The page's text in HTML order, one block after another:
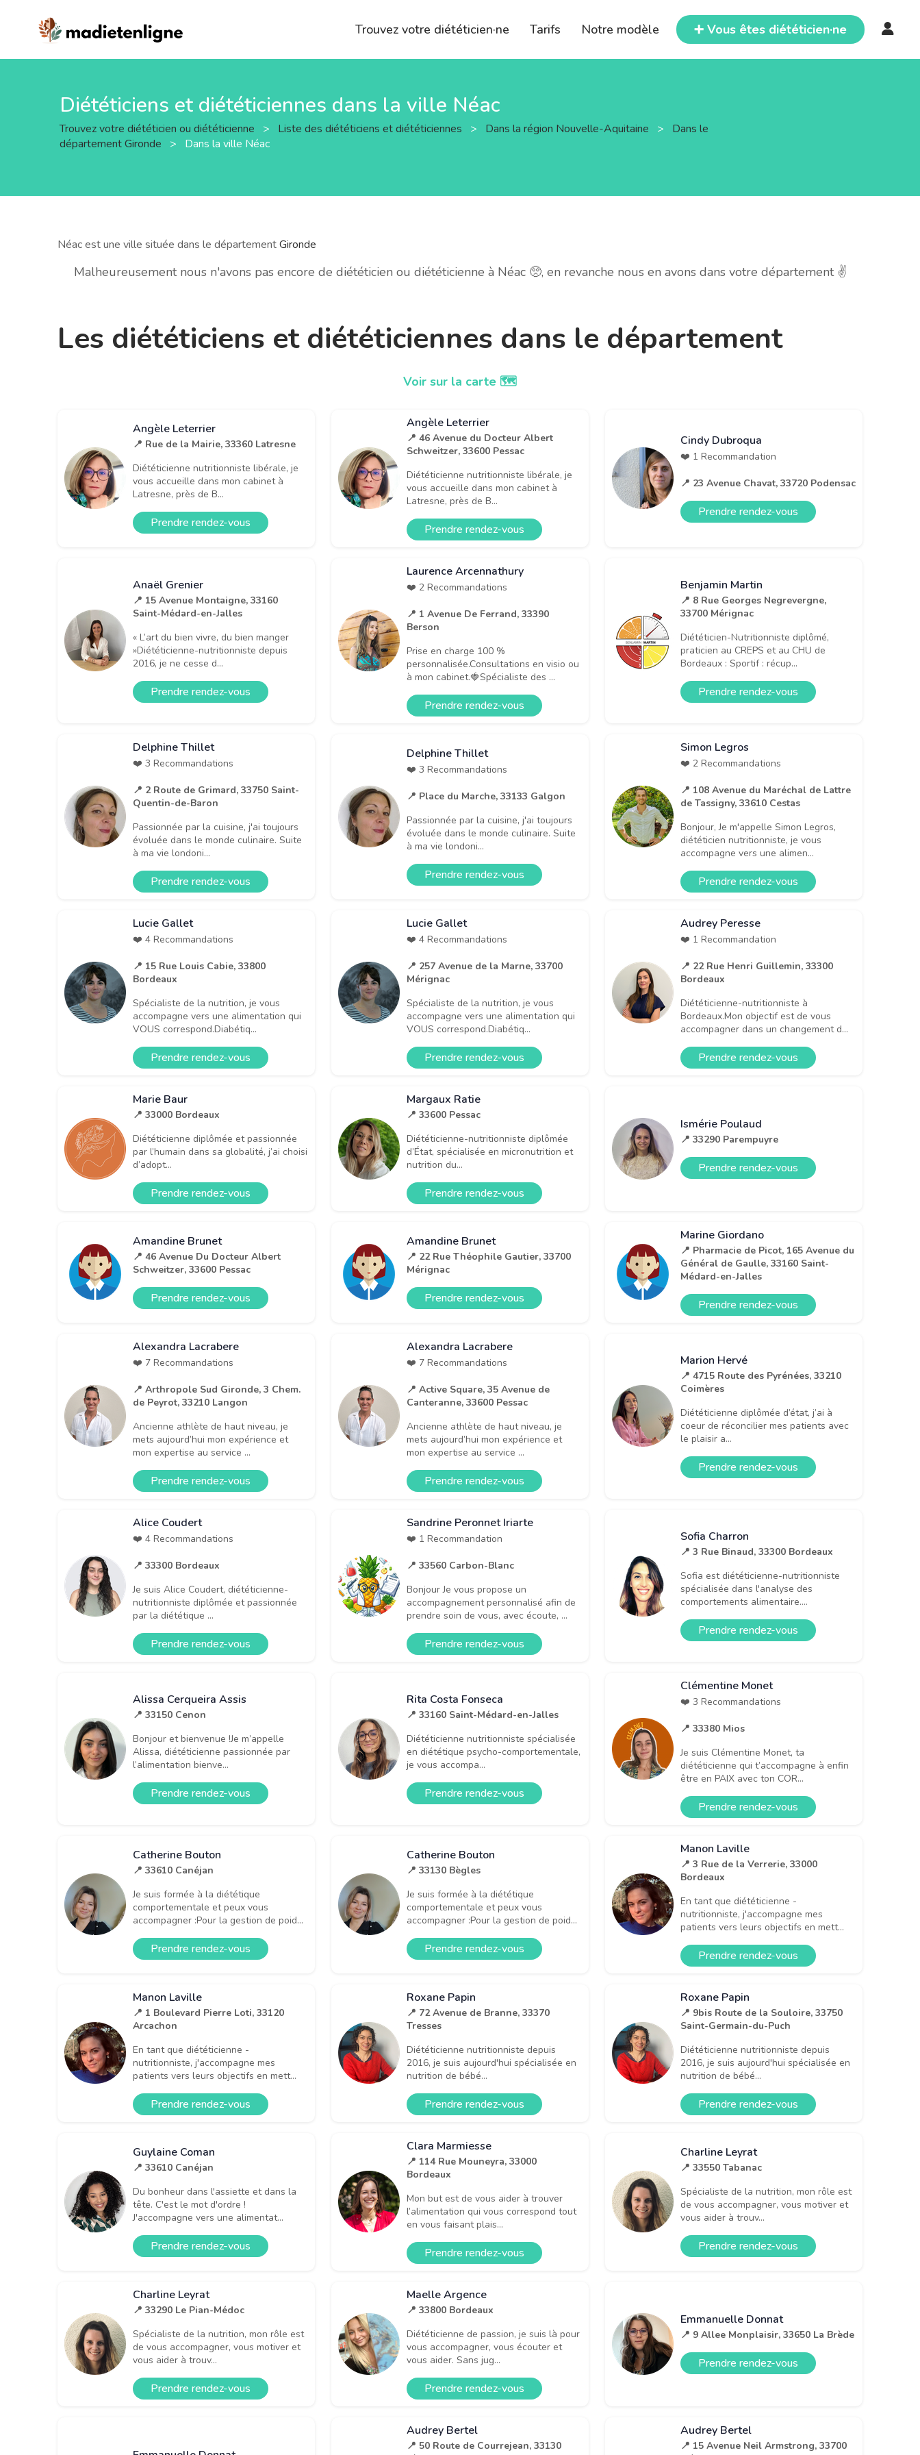
Trouvez votre diététicien·ne Tarifs Notre modèle ➕ Vous êtes diététicien·ne
Diététiciens et diététiciennes dans la ville Néac
Trouvez votre diététicien ou diététicienne > Liste des diététiciens et diététiciennes > Dans la région Nouvelle-Aquitaine >
Dans le
département Gironde
> Dans la ville Néac
Néac est une ville située dans le départementGironde
Malheureusement nous n'avons pas encore de diététicien ou diététicienne à Néac 🥺, en revanche nous en avons dans votre département ✌️
Les diététiciens et diététiciennes dans le département
Voir sur la carte 🗺️
Angèle Leterrier
📍 Rue de la Mairie, 33360 Latresne
Diététicienne nutritionniste libérale, je
vous accueille dans mon cabinet à
Latresne, près de B...
Prendre rendez-vous
Angèle Leterrier
📍 46 Avenue du Docteur Albert
Schweitzer, 33600 Pessac
Diététicienne nutritionniste libérale, je
vous accueille dans mon cabinet à
Latresne, près de B...
Prendre rendez-vous
Cindy Dubroqua
❤️ 1 Recommandation
📍 23 Avenue Chavat, 33720 Podensac
Prendre rendez-vous
Anaël Grenier
📍 15 Avenue Montaigne, 33160
Saint-Médard-en-Jalles
« L’art du bien vivre, du bien manger
»Diététicienne-nutritionniste depuis
2016, je ne cesse d...
Prendre rendez-vous
Laurence Arcennathury
❤️ 2 Recommandations
📍 1 Avenue De Ferrand, 33390
Berson
Prise en charge 100 %
personnalisée.Consultations en visio ou
à mon cabinet.🍓Spécialiste des ...
Prendre rendez-vous
Benjamin Martin
📍 8 Rue Georges Negrevergne,
33700 Mérignac
Diététicien-Nutritionniste diplômé,
praticien au CREPS et au CHU de
Bordeaux : Sportif : récup...
Prendre rendez-vous
Delphine Thillet
❤️ 3 Recommandations
📍 2 Route de Grimard, 33750 Saint-
Quentin-de-Baron
Passionnée par la cuisine, j'ai toujours
évoluée dans le monde culinaire. Suite
à ma vie londoni...
Prendre rendez-vous
Delphine Thillet
❤️ 3 Recommandations
📍 Place du Marche, 33133 Galgon
Passionnée par la cuisine, j'ai toujours
évoluée dans le monde culinaire. Suite
à ma vie londoni...
Prendre rendez-vous
Simon Legros
❤️ 2 Recommandations
📍 108 Avenue du Maréchal de Lattre
de Tassigny, 33610 Cestas
Bonjour, Je m'appelle Simon Legros,
diététicien nutritionniste, je vous
accompagne vers une alimen...
Prendre rendez-vous
Lucie Gallet
❤️ 4 Recommandations
📍 15 Rue Louis Cabie, 33800
Bordeaux
Spécialiste de la nutrition, je vous
accompagne vers une alimentation qui
VOUS correspond.Diabétiq...
Prendre rendez-vous
Lucie Gallet
❤️ 4 Recommandations
📍 257 Avenue de la Marne, 33700
Mérignac
Spécialiste de la nutrition, je vous
accompagne vers une alimentation qui
VOUS correspond.Diabétiq...
Prendre rendez-vous
Audrey Peresse
❤️ 1 Recommandation
📍 22 Rue Henri Guillemin, 33300
Bordeaux
Diététicienne-nutritionniste à
Bordeaux.Mon objectif est de vous
accompagner dans un changement d...
Prendre rendez-vous
Marie Baur
📍 33000 Bordeaux
Diététicienne diplômée et passionnée
par l’humain dans sa globalité, j’ai choisi
d’adopt...
Prendre rendez-vous
Margaux Ratie
📍 33600 Pessac
Diététicienne-nutritionniste diplômée
d’État, spécialisée en micronutrition et
nutrition du...
Prendre rendez-vous
Ismérie Poulaud
📍 33290 Parempuyre
Prendre rendez-vous
Amandine Brunet
📍 46 Avenue Du Docteur Albert
Schweitzer, 33600 Pessac
Prendre rendez-vous
Amandine Brunet
📍 22 Rue Théophile Gautier, 33700
Mérignac
Prendre rendez-vous
Marine Giordano
📍 Pharmacie de Picot, 165 Avenue du
Général de Gaulle, 33160 Saint-
Médard-en-Jalles
Prendre rendez-vous
Alexandra Lacrabere
❤️ 7 Recommandations
📍 Arthropole Sud Gironde, 3 Chem.
de Peyrot, 33210 Langon
Ancienne athlète de haut niveau, je
mets aujourd’hui mon expérience et
mon expertise au service ...
Prendre rendez-vous
Alexandra Lacrabere
❤️ 7 Recommandations
📍 Active Square, 35 Avenue de
Canteranne, 33600 Pessac
Ancienne athlète de haut niveau, je
mets aujourd’hui mon expérience et
mon expertise au service ...
Prendre rendez-vous
Marion Hervé
📍 4715 Route des Pyrénées, 33210
Coimères
Diététicienne diplômée d’état, j’ai à
coeur de réconcilier mes patients avec
le plaisir a...
Prendre rendez-vous
Alice Coudert
❤️ 4 Recommandations
📍 33300 Bordeaux
Je suis Alice Coudert, diététicienne-
nutritionniste diplômée et passionnée
par la diététique ...
Prendre rendez-vous
Sandrine Peronnet Iriarte
❤️ 1 Recommandation
📍 33560 Carbon-Blanc
Bonjour Je vous propose un
accompagnement personnalisé afin de
prendre soin de vous, avec écoute, ...
Prendre rendez-vous
Sofia Charron
📍 3 Rue Binaud, 33300 Bordeaux
Sofia est diététicienne-nutritionniste
spécialisée dans l'analyse des
comportements alimentaire....
Prendre rendez-vous
Alissa Cerqueira Assis
📍 33150 Cenon
Bonjour et bienvenue !Je m’appelle
Alissa, diététicienne passionnée par
l’alimentation bienve...
Prendre rendez-vous
Rita Costa Fonseca
📍 33160 Saint-Médard-en-Jalles
Diététicienne nutritionniste spécialisée
en diététique psycho-comportementale,
je vous accompa...
Prendre rendez-vous
Clémentine Monet
❤️ 3 Recommandations
📍 33380 Mios
Je suis Clémentine Monet, ta
diététicienne qui t’accompagne à enfin
être en PAIX avec ton COR...
Prendre rendez-vous
Catherine Bouton
📍 33610 Canéjan
Je suis formée à la diététique
comportementale et peux vous
accompagner :Pour la gestion de poid...
Prendre rendez-vous
Catherine Bouton
📍 33130 Bègles
Je suis formée à la diététique
comportementale et peux vous
accompagner :Pour la gestion de poid...
Prendre rendez-vous
Manon Laville
📍 3 Rue de la Verrerie, 33000
Bordeaux
En tant que diététicienne -
nutritionniste, j'accompagne mes
patients vers leurs objectifs en mett...
Prendre rendez-vous
Manon Laville
📍 1 Boulevard Pierre Loti, 33120
Arcachon
En tant que diététicienne -
nutritionniste, j'accompagne mes
patients vers leurs objectifs en mett...
Prendre rendez-vous
Roxane Papin
📍 72 Avenue de Branne, 33370
Tresses
Diététicienne nutritionniste depuis
2016, je suis aujourd'hui spécialisée en
nutrition de bébé...
Prendre rendez-vous
Roxane Papin
📍 9bis Route de la Souloire, 33750
Saint-Germain-du-Puch
Diététicienne nutritionniste depuis
2016, je suis aujourd'hui spécialisée en
nutrition de bébé...
Prendre rendez-vous
Guylaine Coman
📍 33610 Canéjan
Du bonheur dans l'assiette et dans la
tête. C'est le mot d'ordre !
J'accompagne vers une alimentat...
Prendre rendez-vous
Clara Marmiesse
📍 114 Rue Mouneyra, 33000
Bordeaux
Mon but est de vous aider à trouver
l’alimentation qui vous correspond tout
en vous faisant plais...
Prendre rendez-vous
Charline Leyrat
📍 33550 Tabanac
Spécialiste de la nutrition, mon rôle est
de vous accompagner, vous motiver et
vous aider à trouv...
Prendre rendez-vous
Charline Leyrat
📍 33290 Le Pian-Médoc
Spécialiste de la nutrition, mon rôle est
de vous accompagner, vous motiver et
vous aider à trouv...
Prendre rendez-vous
Maelle Argence
📍 33800 Bordeaux
Diététicienne de passion, je suis là pour
vous accompagner, vous écouter et
vous aider. Sans jug...
Prendre rendez-vous
Emmanuelle Donnat
📍 9 Allee Monplaisir, 33650 La Brède
Prendre rendez-vous
Audrey Bertel
📍 50 Route de Courrejean, 33130
Audrey Bertel
📍 15 Avenue Neil Armstrong, 33700